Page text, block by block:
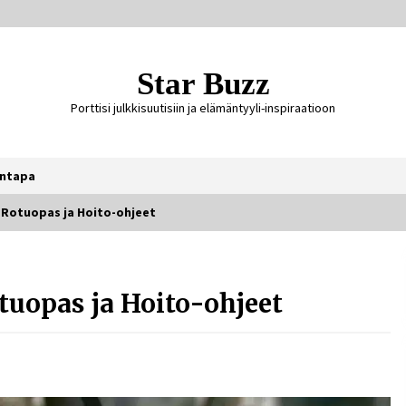
Star Buzz
Porttisi julkkisuutisiin ja elämäntyyli-inspiraatioon
tiedetään?
5 päivää sitten
2 viikkoa sitten
ja Hoito-ohjeet
ja Hoito-ohjeet